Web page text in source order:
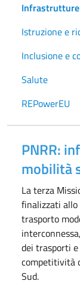
Istruzione e
Inclusione e
Salute
REPowerEU
PNRR:
mobilità
La terza
finalizzati
trasporto
dei trasporti
competitività
Sud.